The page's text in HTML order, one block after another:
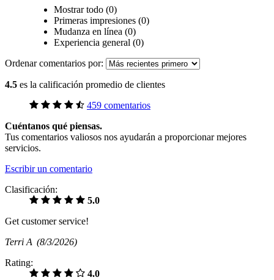
Mostrar todo (0)
Primeras impresiones (0)
Mudanza en línea (0)
Experiencia general (0)
Ordenar comentarios por:
4.5 es la calificación promedio de clientes
459 comentarios
Cuéntanos qué piensas.
Tus comentarios valiosos nos ayudarán a proporcionar mejores
servicios.
Escribir un comentario
Clasificación:
5.0
Get customer service!
Terri A (8/3/2026)
Rating:
4.0